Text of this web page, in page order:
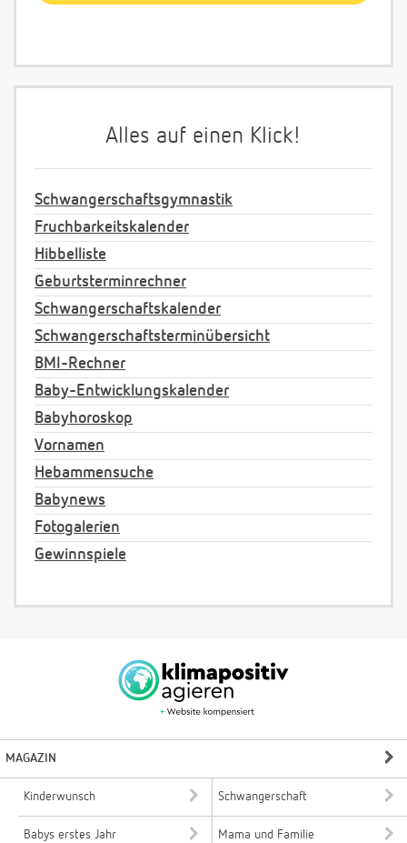
Alles auf einen Klick!
Schwangerschaftsgymnastik
Fruchbarkeitskalender
Hibbelliste
Geburtsterminrechner
Schwangerschaftskalender
Schwangerschaftsterminübersicht
BMI-Rechner
Baby-Entwicklungskalender
Babyhoroskop
Vornamen
Hebammensuche
Babynews
Fotogalerien
Gewinnspiele
MAGAZIN
Kinderwunsch Schwangerschaft
Babys erstes Jahr Mama und Familie